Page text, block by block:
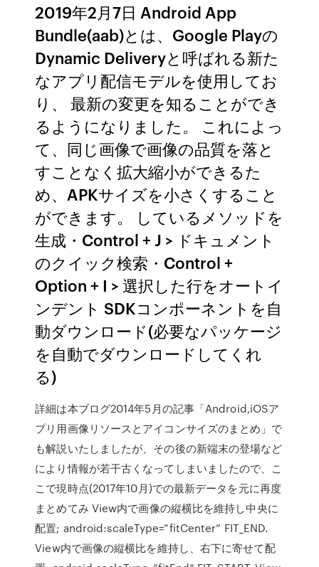
2019年2月7日 Android App
Bundle(aab)とは、Google Playの
Dynamic Deliveryと呼ばれる新た
なアプリ配信モデルを使用してお
り、 最新の変更を知ることができ
るようになりました。 これによっ
て、同じ画像で画像の品質を落と
すことなく拡大縮小ができるた
め、APKサイズを小さくすること
ができます。 しているメソッドを
生成・Control + J > ドキュメント
のクイック検索・Control +
Option + I > 選択した行をオートイ
ンデント SDKコンポーネントを自
動ダウンロード(必要なパッケージ
を自動でダウンロードしてくれ
る)
詳細は本ブログ2014年5月の記事「Android,iOSア
プリ用画像リソースとアイコンサイズのまとめ」で
も解説いたしましたが、その後の新端末の登場など
により情報が若干古くなってしまいましたので、こ
こで現時点(2017年10月)での最新データを元に再度
まとめてみ View内で画像の縦横比を維持し中央に
配置; android:scaleType=”fitCenter” FIT_END.
View内で画像の縦横比を維持し、右下に寄せて配